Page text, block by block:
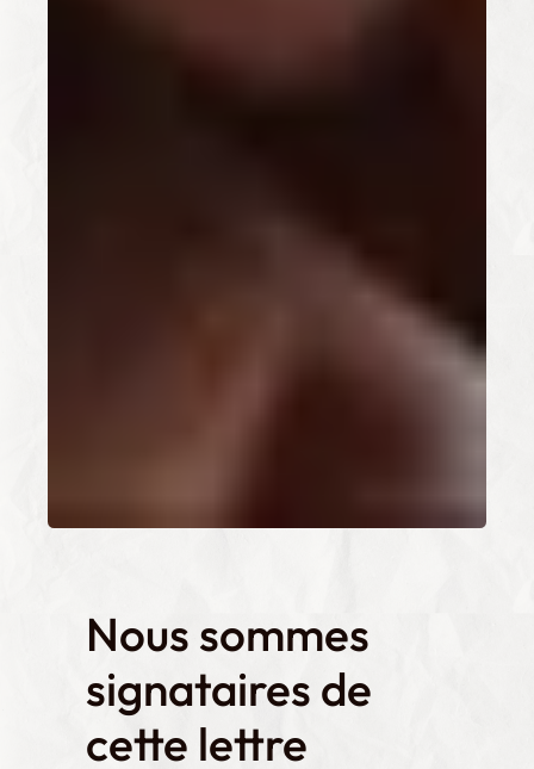
Nous sommes
signataires de
cette lettre